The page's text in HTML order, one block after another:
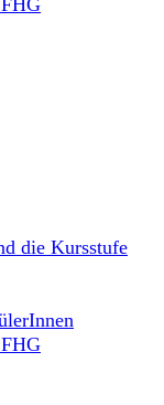
die Kursstufe